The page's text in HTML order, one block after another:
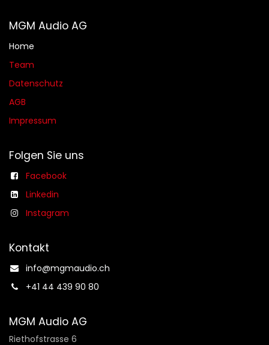
MGM Audio AG
Home
Team
Datenschutz
AGB​​
Impressum
Folgen Sie uns
Facebook
Linkedin
Instagram
Kontakt
info@mgmaudio.ch​
+41 44 439 90 80
MGM Audio AG
Riethofstrasse 6